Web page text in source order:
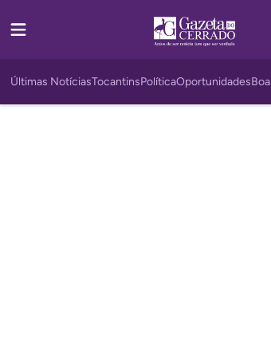
Últimas NotíciasTocantinsPolíticaOportunidades